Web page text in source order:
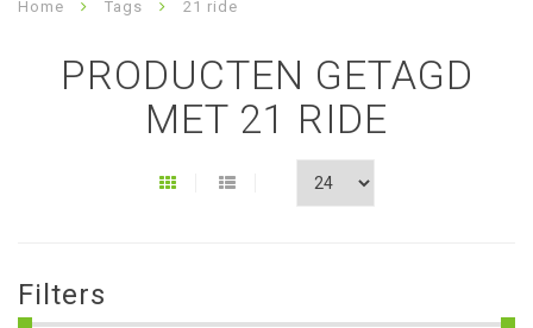
Home Tags 21 ride
PRODUCTEN GETAGD
MET 21 RIDE
Filters